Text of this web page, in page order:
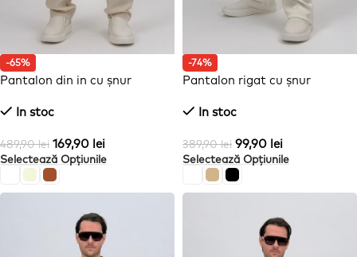
-65%
Pantalon din in cu șnur
In stoc
489,90lei 169,90 lei
Selectează Opțiunile
-74%
Pantalon rigat cu șnur
In stoc
389,90lei 99,90 lei
Selectează Opțiunile